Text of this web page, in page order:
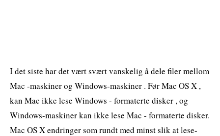
I det siste har det vært svært vanskelig å dele filer mellom
Mac -maskiner og Windows-maskiner . Før Mac OS X ,
kan Mac ikke lese Windows - formaterte disker , og
Windows-maskiner kan ikke lese Mac - formaterte disker.
Mac OS X endringer som rundt med minst slik at lese-